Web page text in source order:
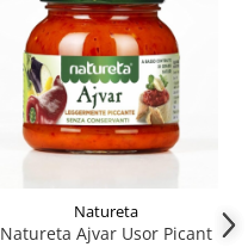
Natureta
Natureta Ajvar Usor Picant